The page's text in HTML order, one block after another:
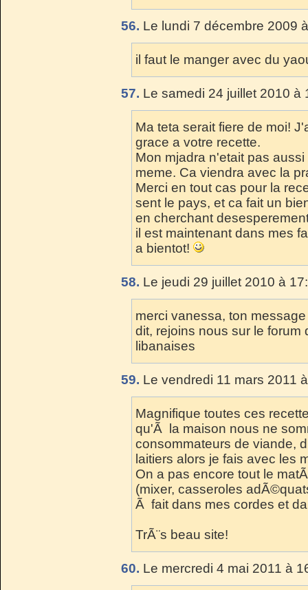
56. Le lundi 7 décembre 2009
il faut le manger avec du
57. Le samedi 24 juillet 2010 à
Ma teta serait fiere de moi!
grace a votre recette.
Mon mjadra n'etait pas
meme. Ca viendra avec la
Merci en tout cas pour la
sent le pays, et ca fait un
en cherchant
il est maintenant dans mes
a bientot!
58. Le jeudi 29 juillet 2010 à
merci vanessa, ton
dit, rejoins nous sur le
libanaises
59. Le vendredi 11 mars 2011
Magnifique toutes ces
qu'Ã la maison nous ne
consommateurs de viande,
laitiers alors je fais avec les
On a pas encore tout le
(mixer, casseroles
Ã fait dans mes cordes et
TrÃ¨s beau site!
60. Le mercredi 4 mai 2011 à